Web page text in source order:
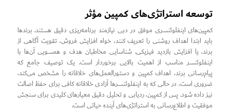
توسعه استراتژی‌های کمپین مؤثر
کمپین‌های اینفلوئنسری موفق در دبی نیازمند برنامه‌ریزی دقیق هستند. برندها
باید ابتدا اهداف روشنی را تعریف کنند، خواه افزایش فروش، تقویت آگاهی از
برند، یا افزایش بازدید فیزیکی. شناسایی مخاطبان هدف و همسویی آن‌ها با
اینفلوئنسر مناسب از اهمیت بالایی برخوردار است. یک توصیف جامع که
پیام‌رسانی برند، اهداف کمپین و دستورالعمل‌های خلاقانه را مشخص می‌کند،
ضروری است، در حالی که به اینفلوئنسرها آزادی خلاقانه کافی برای حفظ اصالت
نیز داده شود. پس از کمپین، ردیابی و تحلیل دقیق معیارهای کلیدی برای سنجش
موفقیت و اطلاع‌رسانی به استراتژی‌های آینده حیاتی است.